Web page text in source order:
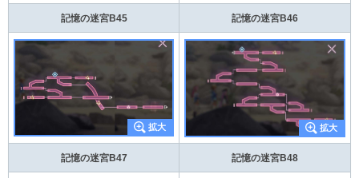
記憶の迷宮B45 記憶の迷宮B46
記憶の迷宮B47 記憶の迷宮B48